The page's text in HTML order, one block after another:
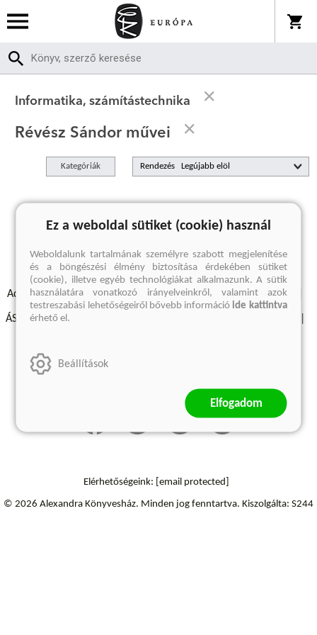
Informatika, számítástechnika
Révész Sándor művei
Kategóriák Rendezés
A keresett kifejezésre nincs találat
Adatvédelmi szabályzatok Elállási felmondási nyilatkozat
ÁSZF - Vásárlási feltételek
Szállítási információk
Elérhetőségeink: [email protected]
© 2026 Alexandra Könyvesház. Minden jog fenntartva. Kiszolgálta: S244
Ez a weboldal sütiket (cookie) használ
Weboldalunk tartalmának személyre szabott megjelenítése
és a böngészési élmény biztosítása érdekében sütiket
(cookie), illetve egyéb technológiákat alkalmazunk. A sütik
használatára vonatkozó irányelveinkről, valamint azok
testreszabási lehetőségeiről bővebb információide kattintva
érhető el.
Beállítások
Elfogadom